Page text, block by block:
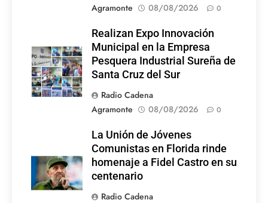
Agramonte
08/08/2026 0
Realizan Expo Innovación
Municipal en la Empresa
Pesquera Industrial Sureña de
Santa Cruz del Sur
Radio Cadena
Agramonte
08/08/2026 0
La Unión de Jóvenes
Comunistas en Florida rinde
homenaje a Fidel Castro en su
centenario
Radio Cadena